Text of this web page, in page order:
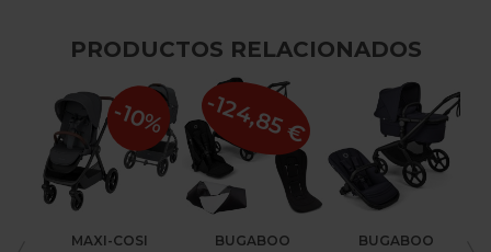
PRODUCTOS RELACIONADOS
MAXI-COSI
-10%
BUGABOO
-124,85 €
BUGABOO